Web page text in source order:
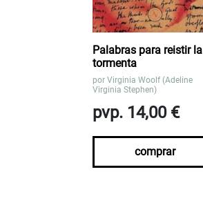
Palabras para reistir la
tormenta
por Virginia Woolf (Adeline
Virginia Stephen)
pvp. 14,00 €
comprar